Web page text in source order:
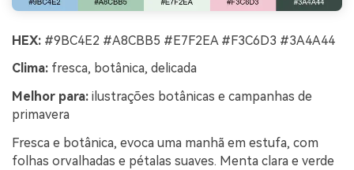
HEX: #9BC4E2 #A8CBB5 #E7F2EA #F3C6D3 #3A4A44
Clima: fresca, botânica, delicada
Melhor para: ilustrações botânicas e campanhas de
primavera
Fresca e botânica, evoca uma manhã em estufa, com
folhas orvalhadas e pétalas suaves. Menta clara e verde